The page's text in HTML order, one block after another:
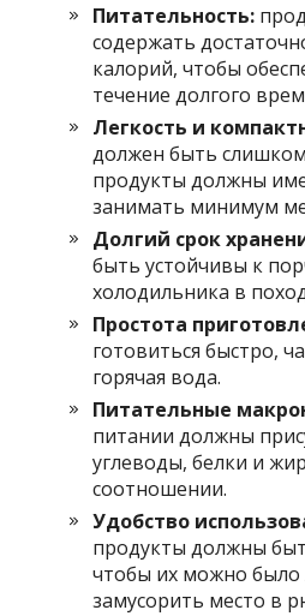
Питательность:
содержать
калорий, чтобы
течение долгого
Легкость и
должен быть
продукты должны
занимать минимум
Долгий срок
быть устойчивы к
холодильника в
Простота
готовиться быстро,
горячая вода.
Питательные
питании должны
углеводы, белки и
соотношении.
Удобство
продукты должны
чтобы их можно было
замусорить место в